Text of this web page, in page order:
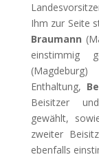
Ihm zur Seite
Braumann
einstimmig
Enthaltung,
Beisitzer
gewählt,
zweiter
ebenfalls